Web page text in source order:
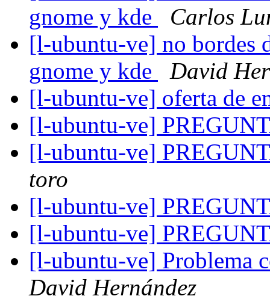
gnome y kde
Carlos
[l-ubuntu-ve] no bordes
gnome y kde
David
[l-ubuntu-ve] oferta de
[l-ubuntu-ve]
[l-ubuntu-ve]
toro
[l-ubuntu-ve]
[l-ubuntu-ve]
[l-ubuntu-ve] Problema
David Hernández